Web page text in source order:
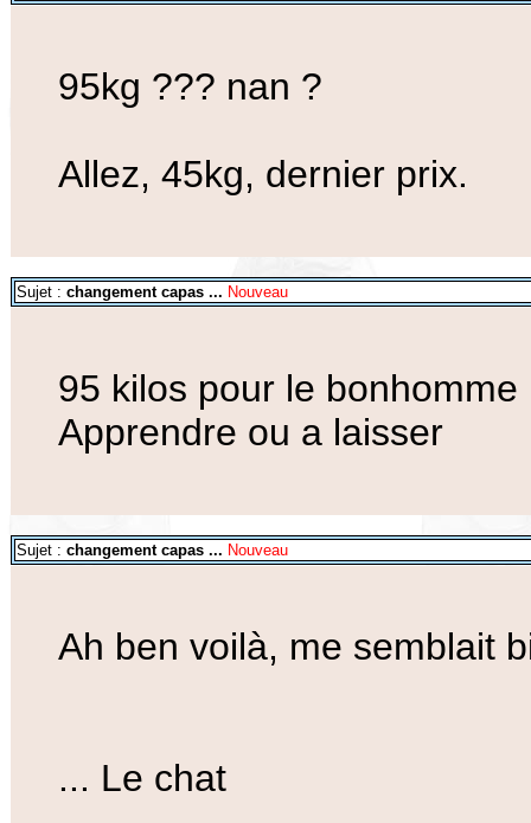
95kg ??? nan ?
Allez, 45kg, dernier prix.
Sujet : changement capas ... Nouveau
95 kilos pour le
Apprendre ou a laisser
Sujet : changement capas ... Nouveau
Ah ben voilà, me semblait
... Le chat